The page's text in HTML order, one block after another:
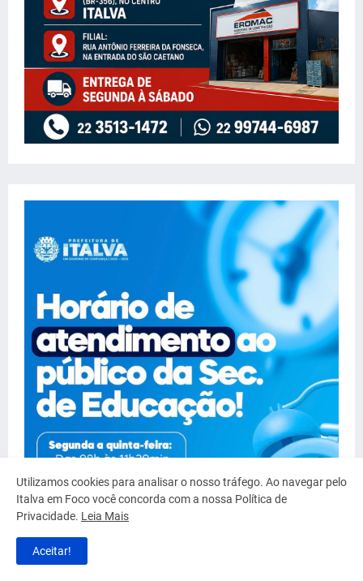
Utilizamos cookies para analisar o nosso tráfego. Ao navegar pelo
Italva em Foco você concorda com a nossa Política de
Privacidade. Leia Mais
Aceitar!